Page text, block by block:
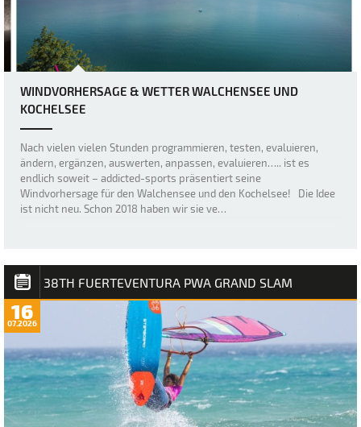
WINDVORHERSAGE & WETTER WALCHENSEE UND
KOCHELSEE
Nach vielen vielen Stunden programmieren, testen, evaluieren,
ändern, ergänzen, auswerten, anpassen, evaluieren….. ist es
endlich soweit – addicted-sports präsentiert seine
Windvorhersage für den Walchensee und den Kochelsee! Die Idee
ist nicht neu. Schon 2018 haben wir sie ve…
38TH FUERTEVENTURA PWA GRAND SLAM
16
07.2026